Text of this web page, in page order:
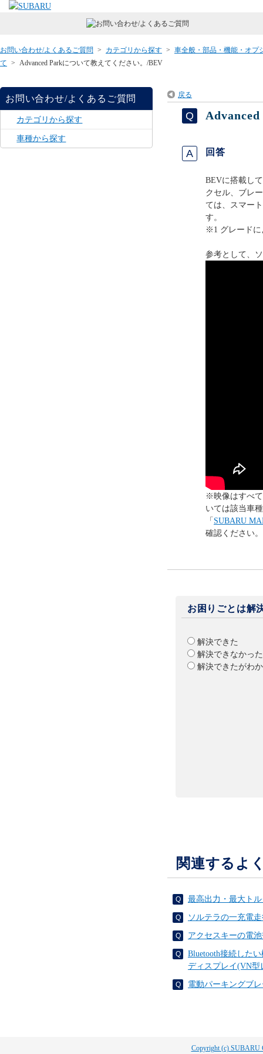
お問い合わせ/よくあるご質問 > カテゴリから探す > 車全般・部品・機能・オプ
て > Advanced Parkについて教えてください。/BEV
お問い合わせ/よくあるご質問
カテゴリから探す
車種から探す
戻る
回答
BEVに搭載し
クセル、ブレ
ては、スマー
す。
※1 グレードに
参考として、
※映像はすべ
いては該当車
「 SUBARU
確認ください。
お困りごとは解
解決できた
解決できなかった
解決できたがわ
関連するよ
最高出力・最大ト
ソルテラの一充電
アクセスキーの電
Bluetooth接続した
ディスプレイ(VN型
電動パーキングブ
Copyright (c) SUBARU